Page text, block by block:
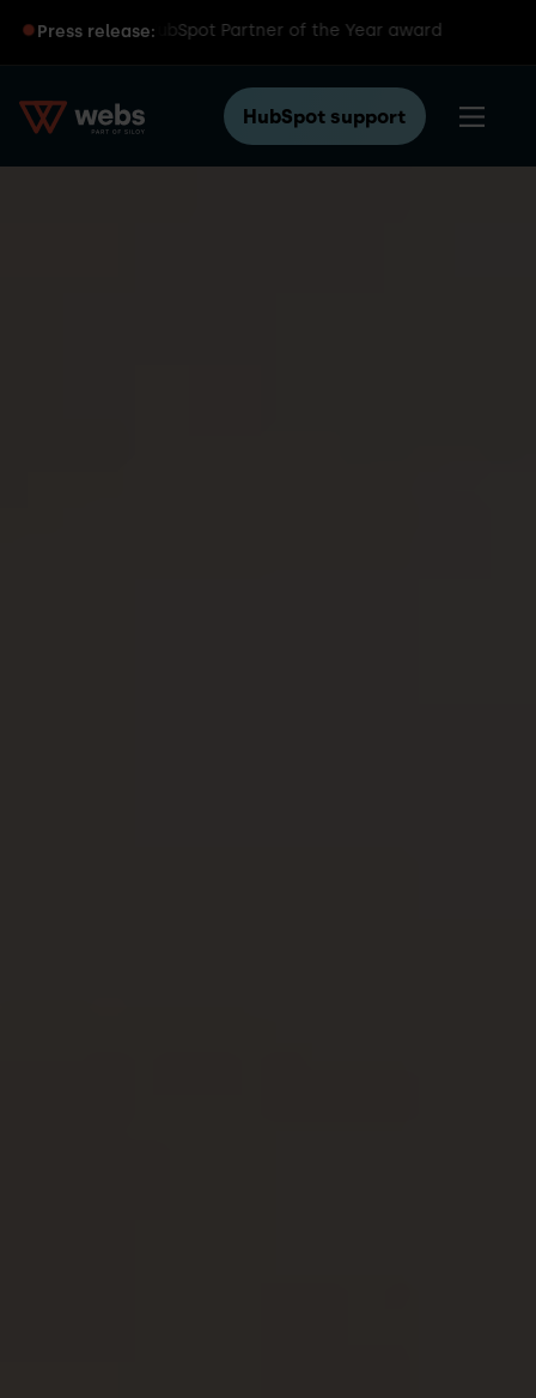
Press release:
global HubSpot Partner of the Year award
HubSpot support